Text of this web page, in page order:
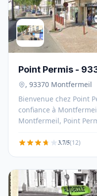
Point Permis -
, 93370 Montfermeil
Bienvenue chez Point
confiance à
Montfermeil, Point
3.7/5(12)